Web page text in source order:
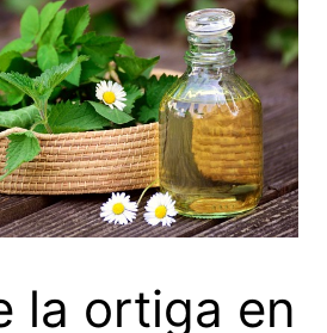
la ortiga en